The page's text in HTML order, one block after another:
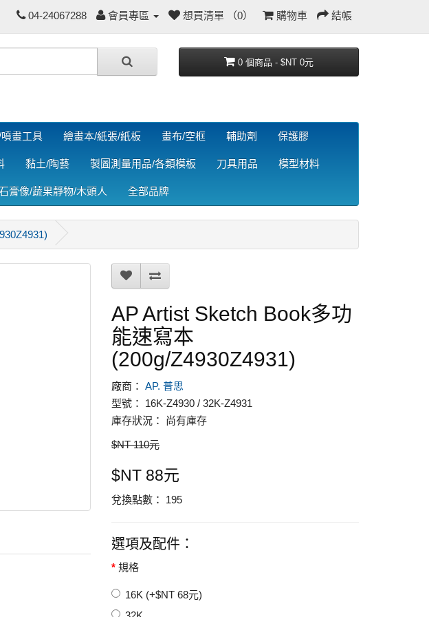
04-24067288 會員專區 想買清單 （0） 購物車 結帳
0 個商品 - $NT 0元
畫工具 繪畫本/紙張/紙板 畫布/空框 輔助劑 保護膠
黏土/陶藝 製圖測量用品/各類模板 刀具用品 模型材料
膏像/蔬果靜物/木頭人 全部品牌
AP Artist Sketch Book多功
能速寫本
(200g/Z4930Z4931)
廠商： AP. 普思
型號： 16K-Z4930 / 32K-Z4931
庫存狀況： 尚有庫存
$NT 110元
$NT 88元
兌換點數： 195
選項及配件：
規格
16K (+$NT 68元)